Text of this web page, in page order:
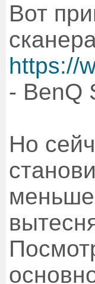
Вот
https://
- BenQ
Но